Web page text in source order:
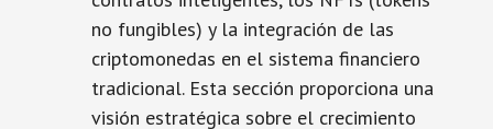
no fungibles) y la integración de las
criptomonedas en el sistema financiero
tradicional. Esta sección proporciona una
visión estratégica sobre el crecimiento